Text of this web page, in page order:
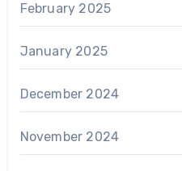
February 2025
January 2025
December 2024
November 2024